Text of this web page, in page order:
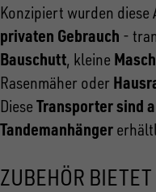
Konzipiert wurden
privaten Gebrauch -
Bauschutt, kleine
Rasenmäher oder
Diese Transporter sind
Tandemanhänger
ZUBEHÖR